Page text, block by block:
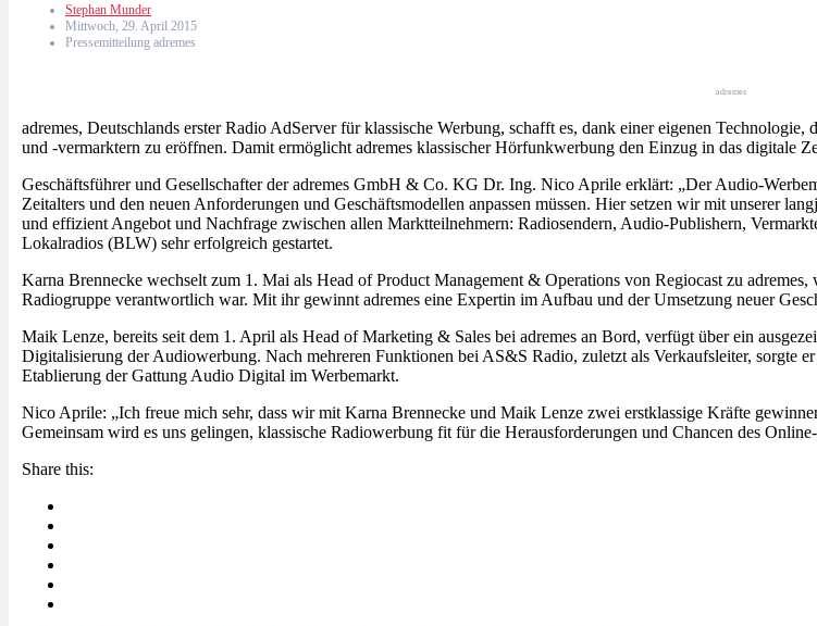
Stephan Munder
Mittwoch, 29. April 2015
Pressemitteilung adremes
adremes
adremes, Deutschlands erster Radio AdServer für klassische Werbung, schafft es, dank einer eigenen
und -vermarktern zu eröffnen. Damit ermöglicht adremes klassischer Hörfunkwerbung den Einzug in das digitale
Geschäftsführer und Gesellschafter der adremes GmbH & Co. KG Dr. Ing. Nico Aprile erklärt: „Der Audio-
Zeitalters und den neuen Anforderungen und Geschäftsmodellen anpassen müssen. Hier setzen wir mit unserer
und effizient Angebot und Nachfrage zwischen allen Marktteilnehmern: Radiosendern, Audio-Publishern,
Lokalradios (BLW) sehr erfolgreich gestartet.
Karna Brennecke wechselt zum 1. Mai als Head of Product Management & Operations von Regiocast zu
Radiogruppe verantwortlich war. Mit ihr gewinnt adremes eine Expertin im Aufbau und der Umsetzung neuer
Maik Lenze, bereits seit dem 1. April als Head of Marketing & Sales bei adremes an Bord, verfügt über ein
Digitalisierung der Audiowerbung. Nach mehreren Funktionen bei AS&S Radio, zuletzt als Verkaufsleiter, sorgte
Etablierung der Gattung Audio Digital im Werbemarkt.
Nico Aprile: „Ich freue mich sehr, dass wir mit Karna Brennecke und Maik Lenze zwei erstklassige Kräfte
Gemeinsam wird es uns gelingen, klassische Radiowerbung fit für die Herausforderungen und Chancen des
Share this: